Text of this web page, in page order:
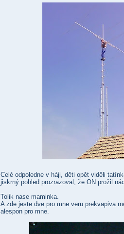
Celé odpoledne v háji, děti opět viděli
jiskrný pohled prozrazoval, že ON prožil
Tolik nase maminka.
A zde jeste dve pro mne veru prekvapiva
alespon pro mne.